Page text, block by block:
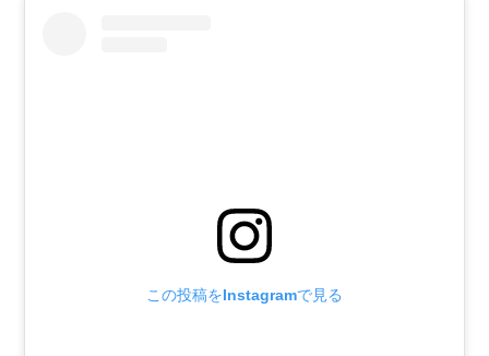
この投稿をInstagramで見る